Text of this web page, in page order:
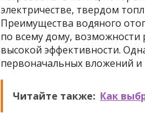
электричестве, твердом
Преимущества водяного
по всему дому,
высокой эффективности.
первоначальных вложений
Читайте также: Как